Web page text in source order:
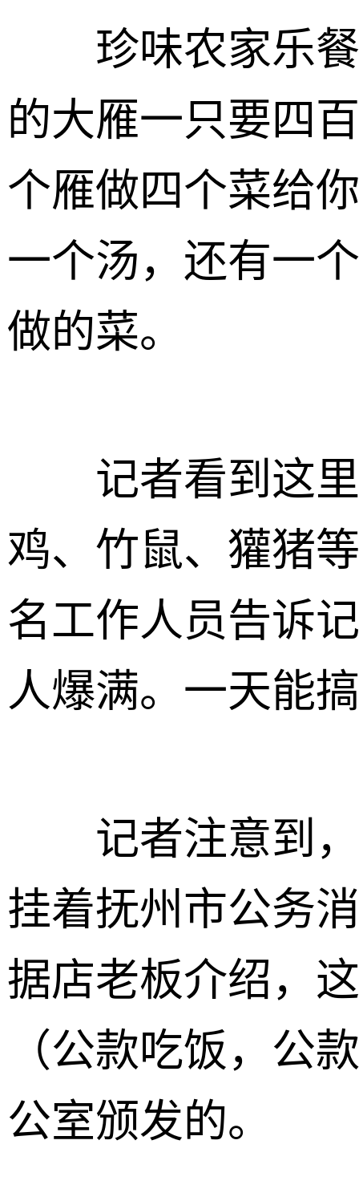
珍味农家乐餐
的大雁一只要四
个雁做四个菜给
一个汤，还有一
做的菜。
记者看到这里
鸡、竹鼠、獾猪
名工作人员告诉
人爆满。一天能
记者注意到，
挂着抚州市公务
据店老板介绍，
（公款吃饭，公
公室颁发的。